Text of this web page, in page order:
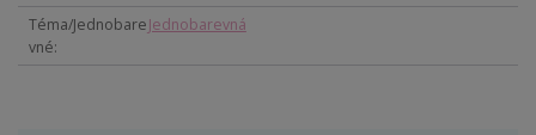
Téma/Jednobare
vné
Jednobarevná